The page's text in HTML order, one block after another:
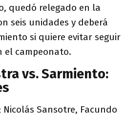
quedó relegado en la
seis unidades y deberá
si quiere evitar seguir
el campeonato.
vs. Sarmiento:
Nicolás Sansotre, Facundo